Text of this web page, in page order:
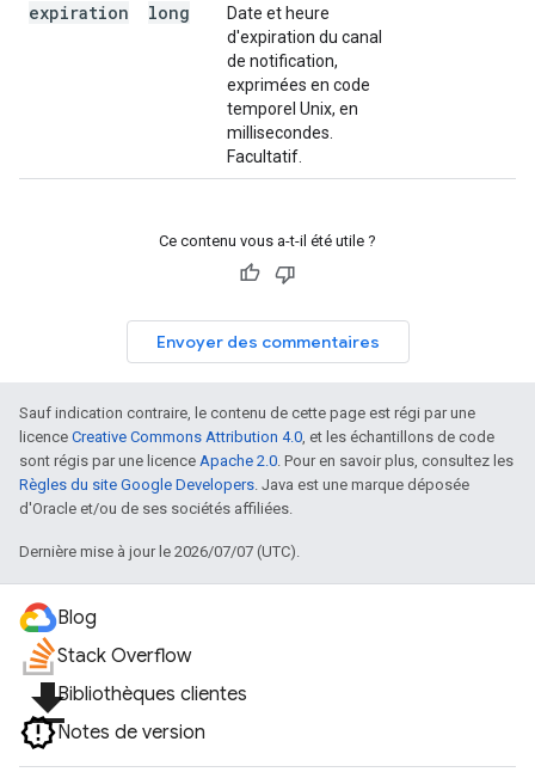
expiration long
Date et heure
d'expiration du canal
de notification,
exprimées en code
temporel Unix, en
millisecondes.
Facultatif.
Ce contenu vous a-t-il été utile ?
Envoyer des commentaires
Sauf indication contraire, le contenu de cette page est régi par une
licence Creative Commons Attribution 4.0, et les échantillons de code
sont régis par une licence Apache 2.0. Pour en savoir plus, consultez les
Règles du site Google Developers. Java est une marque déposée
d'Oracle et/ou de ses sociétés affiliées.
Dernière mise à jour le 2026/07/07 (UTC).
Blog
Stack Overflow
file_downloadBibliothèques clientes
Notes de version